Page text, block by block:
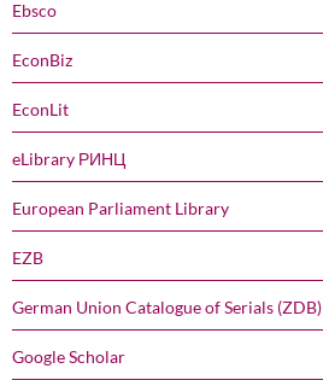
Ebsco
EconBiz
EconLit
eLibrary РИНЦ
European Parliament Library
EZB
German Union Catalogue of Serials (ZDB)
Google Scholar